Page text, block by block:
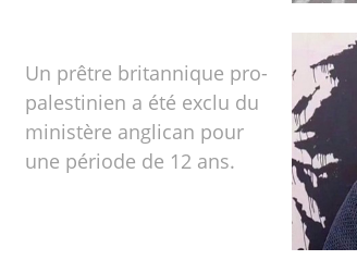
Un prêtre britannique pro-
palestinien a été exclu du
ministère anglican pour
une période de 12 ans.